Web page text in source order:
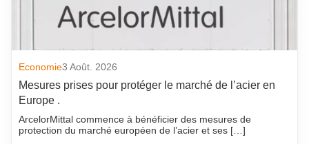
Economie3 Août. 2026
Mesures prises pour protéger le marché de l’acier en
Europe .
ArcelorMittal commence à bénéficier des mesures de
protection du marché européen de l’acier et ses […]